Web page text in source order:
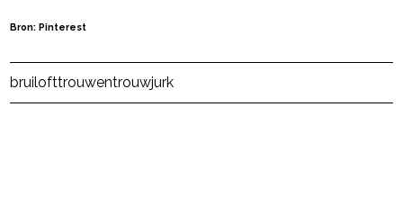
Bron: Pinterest
Post Views: 45
bruilofttrouwentrouwjurk